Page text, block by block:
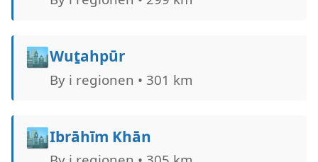
🏙️Wuṯahpūr
By i regionen • 301 km
🏙️Ibrāhīm Khān